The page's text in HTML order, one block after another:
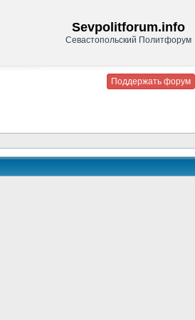
Sevpolitforum.info
Севастопольский Политфорум
Поддержать форум